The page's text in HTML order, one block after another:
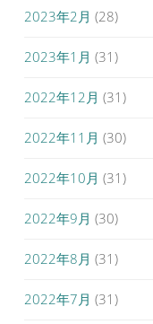
2023年2月 (28)
2023年1月 (31)
2022年12月 (31)
2022年11月 (30)
2022年10月 (31)
2022年9月 (30)
2022年8月 (31)
2022年7月 (31)